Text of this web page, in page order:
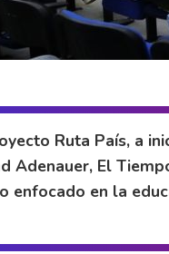
Ruta País, a
Adenauer, El
enfocado en la